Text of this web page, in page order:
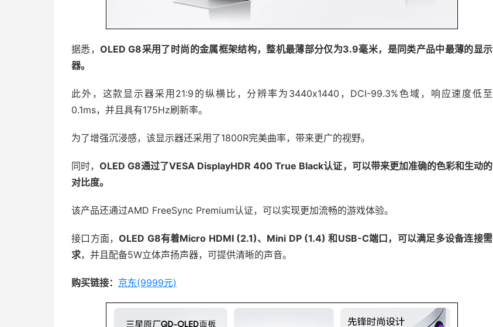
据悉，OLED G8采用了时尚的金属框架结构，整机最薄部分仅为3.9毫米，是同类产品中最薄的显示
器。
此外，这款显示器采用21:9的纵横比，分辨率为3440x1440，DCI-99.3%色域，响应速度低至
0.1ms，并且具有175Hz刷新率。
为了增强沉浸感，该显示器还采用了1800R完美曲率，带来更广的视野。
同时，OLED G8通过了VESA DisplayHDR 400 True Black认证，可以带来更加准确的色彩和生动的
对比度。
该产品还通过AMD FreeSync Premium认证，可以实现更加流畅的游戏体验。
接口方面，OLED G8有着Micro HDMI (2.1)、Mini DP (1.4) 和USB-C端口，可以满足多设备连接需
求，并且配备5W立体声扬声器，可提供清晰的声音。
购买链接： 京东(9999元)